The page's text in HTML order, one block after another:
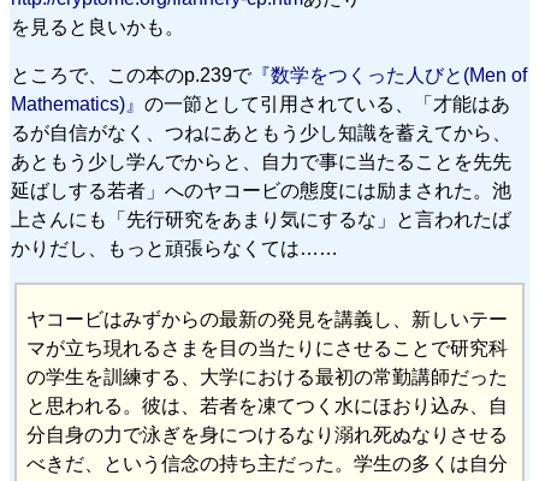
を見ると良いかも。
ところで、この本のp.239で『数学をつくった人びと(Men of
Mathematics)』 の一節として引用されている、「才能はあ
るが自信がなく、つねにあともう少し知識を蓄えてから、
あともう少し学んでからと、自力で事に当たることを先先
延ばしする若者」へのヤコービの態度には励まされた。池
上さんにも「先行研究をあまり気にするな」と言われたば
かりだし、もっと頑張らなくては……
ヤコービはみずからの最新の発見を講義し、新しいテー
マが立ち現れるさまを目の当たりにさせることで研究科
の学生を訓練する、大学における最初の常勤講師だった
と思われる。彼は、若者を凍てつく水にほおり込み、自
分自身の力で泳ぎを身につけるなり溺れ死ぬなりさせる
べきだ、という信念の持ち主だった。学生の多くは自分